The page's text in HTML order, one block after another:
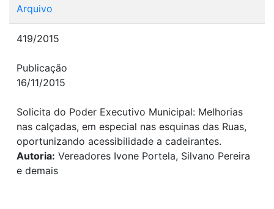
Arquivo
419/2015
Publicação
16/11/2015
Solicita do Poder Executivo Municipal: Melhorias
nas calçadas, em especial nas esquinas das Ruas,
oportunizando acessibilidade a cadeirantes.
Autoria: Vereadores Ivone Portela, Silvano Pereira
e demais